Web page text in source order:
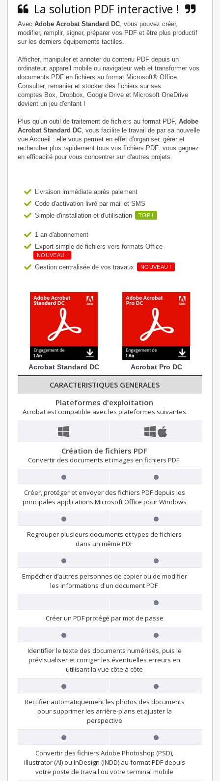
La solution PDF interactive !
Avec Adobe Acrobat Standard DC, vous pouvez créer,
modifier, remplir, signer, préparer vos PDF et être plus productif
sur les derniers équipements tactiles.
Afficher, manipuler et annoter du contenu PDF depuis un
ordinateur, appareil mobile ou navigateur web et transformer vos
documents PDF en fichiers au format Microsoft® Office.
Consulter, remanier et stocker des fichiers sur ses
comptes Box, Dropbox, Google Drive et Microsoft OneDrive
devient un jeu d'enfant !
Plus qu'un outil de traitement de fichiers au format PDF, Adobe
Acrobat Standard DC, vous facilite le travail de par sa nouvelle
vue Accueil : elle vous permet en effet d'organiser, gérer et
rechercher plus rapidement tous vos fichiers PDF: vous gagnez
en efficacité pour vous concentrer sur d'autres projets.
Livraison immédiate après paiement
Code d'activation livré par mail et SMS
Simple d'installation et d'utilisation
TOP !
1 an d'abonnement
Export simple de fichiers vers formats Office
NOUVEAU !
Gestion centralisée de vos travaux NOUVEAU !
Acrobat Standard DC Acrobat Pro DC
CARACTERISTIQUES GENERALES
Plateformes d'exploitation
Acrobat est compatible avec les plateformes suivantes
Création de fichiers PDF
Convertir des documents et images en fichiers PDF
Créer, protéger et envoyer des fichiers PDF depuis les
principales applications Microsoft Office pour Windows
Regrouper plusieurs documents et types de fichiers
dans un même PDF
Empêcher d’autres personnes de copier ou de modifier
les informations d'un document PDF
Créer un PDF protégé par mot de passe
Identifier le texte des documents numérisés, puis le
prévisualiser et corriger les éventuelles erreurs en
utilisant la vue côte à côte
Rectifier automatiquement les photos des documents
pour supprimer les arrière-plans et ajuster la
perspective
Convertir des fichiers Adobe Photoshop (PSD),
Illustrator (AI) ou InDesign (INDD) au format PDF depuis
votre poste de travail ou votre terminal mobile